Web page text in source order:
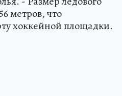
метров, что
хоккейной площадки.